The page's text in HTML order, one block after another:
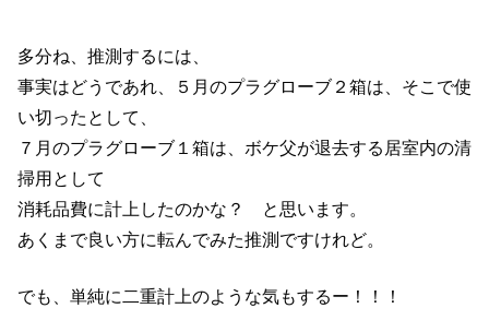
多分ね、推測するには、
事実はどうであれ、５月のプラグローブ２箱は、そこで使
い切ったとして、
７月のプラグローブ１箱は、ボケ父が退去する居室内の清
掃用として
消耗品費に計上したのかな？ と思います。
あくまで良い方に転んでみた推測ですけれど。
でも、単純に二重計上のような気もするー！！！